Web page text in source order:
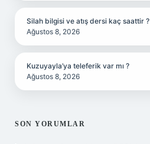
Silah bilgisi ve atış dersi kaç saattir ?
Ağustos 8, 2026
Kuzuyayla’ya teleferik var mı ?
Ağustos 8, 2026
SON YORUMLAR